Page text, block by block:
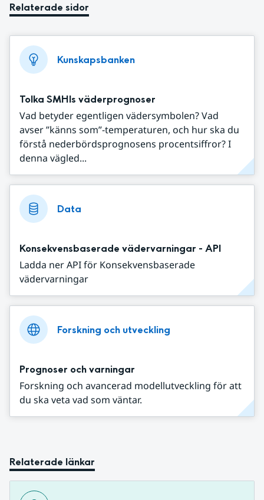
Relaterade sidor
Kunskapsbanken
Tolka SMHIs väderprognoser
Vad betyder egentligen vädersymbolen? Vad
avser ”känns som”-temperaturen, och hur ska du
förstå nederbördsprognosens procentsiffror? I
denna vägled...
Data
Konsekvensbaserade vädervarningar - API
Ladda ner API för Konsekvensbaserade
vädervarningar
Forskning och utveckling
Prognoser och varningar
Forskning och avancerad modellutveckling för att
du ska veta vad som väntar.
Relaterade länkar